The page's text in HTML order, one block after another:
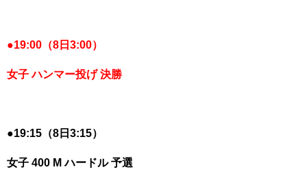
●19:00（8日3:00）
女子 ハンマー投げ 決勝
●19:15（8日3:15）
女子 400 M ハードル 予選